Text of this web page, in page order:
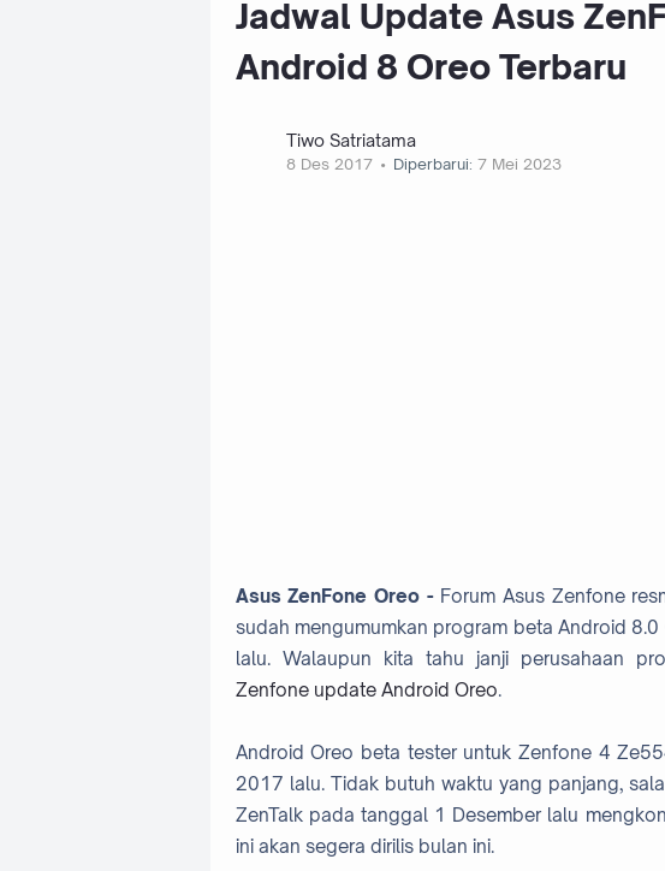
Jadwal Update Asus
Android 8 Oreo Terbaru
Tiwo Satriatama
8 Des 2017 Diperbarui: 7 Mei 2023
Asus ZenFone Oreo -Forum Asus Zenfone
sudah mengumumkan program beta Android
lalu. Walaupun kita tahu janji perusahaan
Zenfone update Android Oreo.
Android Oreo beta tester untuk Zenfone 4
2017 lalu. Tidak butuh waktu yang panjang,
ZenTalk pada tanggal 1 Desember lalu
ini akan segera dirilis bulan ini.